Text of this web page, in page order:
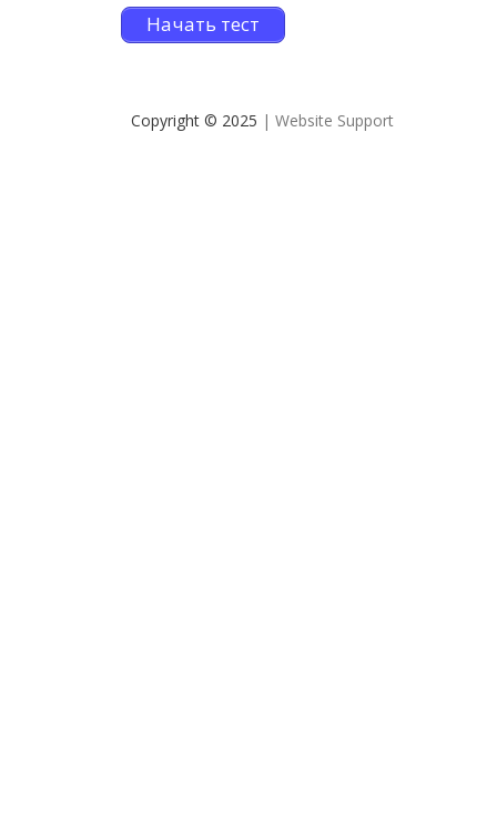
Начать тест
Copyright © 2025 | Website Support